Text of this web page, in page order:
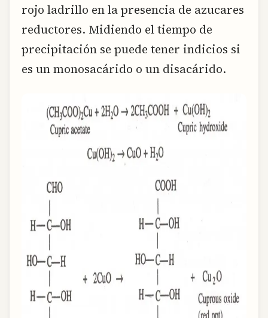
rojo ladrillo en la presencia de azucares
reductores. Midiendo el tiempo de
precipitación se puede tener indicios si
es un monosacárido o un disacárido.